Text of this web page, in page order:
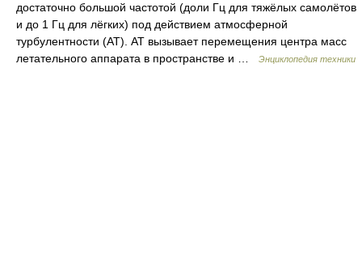
достаточно большой частотой (доли Гц для тяжёлых самолётов
и до 1 Гц для лёгких) под действием атмосферной
турбулентности (AT). AT вызывает перемещения центра масс
летательного аппарата в пространстве и …
Энциклопедия техники